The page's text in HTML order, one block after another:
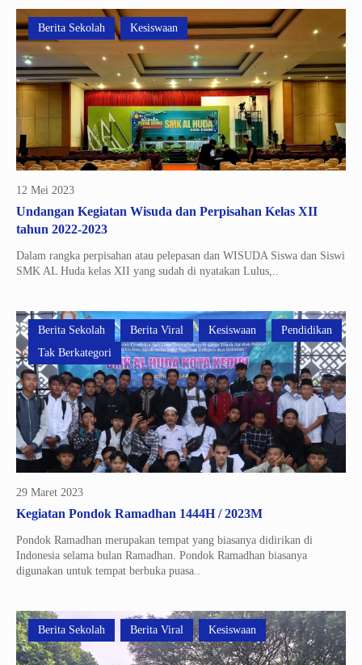
Berita Sekolah Kesiswaan
12 Mei 2023
Undangan Kegiatan Wisuda dan Perpisahan Kelas XII
tahun 2022-2023
Dalam rangka perpisahan atau pelepasan dan WISUDA Siswa dan Siswi
SMK AL Huda kelas XII yang sudah di nyatakan Lulus,..
Berita Sekolah Berita Viral Kesiswaan
Pendidikan
Tak Berkategori
29 Maret 2023
Kegiatan Pondok Ramadhan 1444H / 2023M
Pondok Ramadhan merupakan tempat yang biasanya didirikan di
Indonesia selama bulan Ramadhan. Pondok Ramadhan biasanya
digunakan untuk tempat berbuka puasa..
Berita Sekolah Berita Viral Kesiswaan